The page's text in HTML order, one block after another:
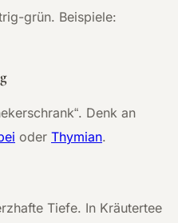
grün. Beispiele:
Denk an
oder Thymian.
Tiefe. In Kräutertee